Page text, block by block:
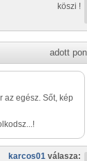
köszi !
adott
az egész. Sőt, kép
karcos01 válasza: